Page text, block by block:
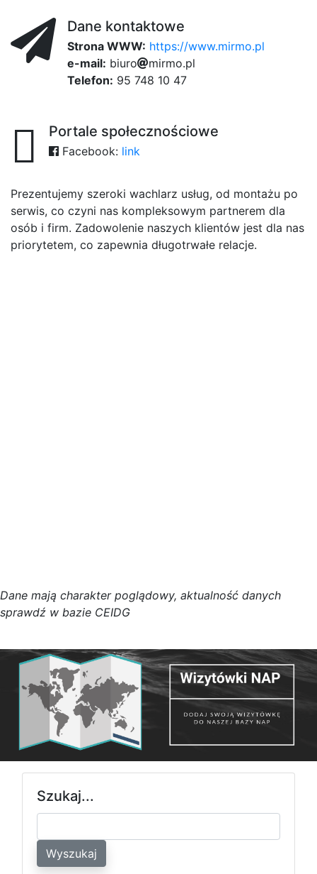
Dane kontaktowe
Strona WWW: https://www.mirmo.pl
e-mail: bia
u2f
ro 0cf
mir02
m81
o.pl
Telefon: 95 748 10 47
Portale społecznościowe
Facebook: link
Prezentujemy szeroki wachlarz usług, od montażu po
serwis, co czyni nas kompleksowym partnerem dla
osób i firm. Zadowolenie naszych klientów jest dla nas
priorytetem, co zapewnia długotrwałe relacje.
Dane mają charakter poglądowy, aktualność danych
sprawdź w bazie CEIDG
Szukaj...
Wyszukaj